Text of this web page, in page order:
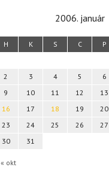
2006. január
H K S C P
« okt
2
3 4 5 6
9
10 11 12 13
16
17 18 19 20
23
24 25 26 27
30
31